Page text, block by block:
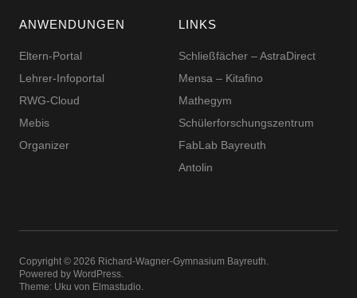
ANWENDUNGEN
Eltern-Portal
Lehrer-Infoportal
RWG-Cloud
Mebis
Organizer
LINKS
Schließfächer – AstraDirect
Mensa – Kitafino
Mathegym
Schüler­for­schungs­zentrum
FabLab Bayreuth
Antolin
Copyright © 2026 Richard-​​Wagner-​​Gymnasium Bayreuth
Powered by WordPress
Theme: Uku von Elmastudio